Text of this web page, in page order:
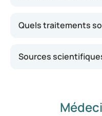
Quels traitements
Sources